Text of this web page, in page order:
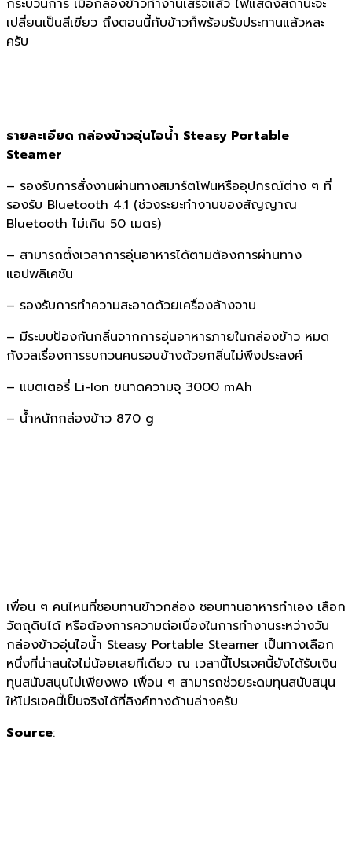
เปลี่ยนเป็นสีเขียว ถึงตอนนี้กับข้าวก็พร้อมรับประทานแล้วหละ
ครับ
รายละเอียด กล่องข้าวอุ่นไอน้ำ Steasy Portable
Steamer
– รองรับการสั่งงานผ่านทางสมาร์ตโฟนหรืออุปกรณ์ต่าง ๆ ที่
รองรับ Bluetooth 4.1 (ช่วงระยะทำงานของสัญญาณ
Bluetooth ไม่เกิน 50 เมตร)
– สามารถตั้งเวลาการอุ่นอาหารได้ตามต้องการผ่านทาง
แอปพลิเคชัน
– รองรับการทำความสะอาดด้วยเครื่องล้างจาน
– มีระบบป้องกันกลิ่นจากการอุ่นอาหารภายในกล่องข้าว หมด
กังวลเรื่องการรบกวนคนรอบข้างด้วยกลิ่นไม่พึงประสงค์
– แบตเตอรี่ Li-Ion ขนาดความจุ 3000 mAh
– น้ำหนักกล่องข้าว 870 g
เพื่อน ๆ คนไหนที่ชอบทานข้าวกล่อง ชอบทานอาหารทำเอง เลือก
วัตถุดิบได้ หรือต้องการความต่อเนื่องในการทำงานระหว่างวัน
กล่องข้าวอุ่นไอน้ำ Steasy Portable Steamer เป็นทางเลือก
หนึ่งที่น่าสนใจไม่น้อยเลยทีเดียว ณ เวลานี้โปรเจคนี้ยังได้รับเงิน
ทุนสนับสนุนไม่เพียงพอ เพื่อน ๆ สามารถช่วยระดมทุนสนับสนุน
ให้โปรเจคนี้เป็นจริงได้ที่ลิงค์ทางด้านล่างครับ
Source: